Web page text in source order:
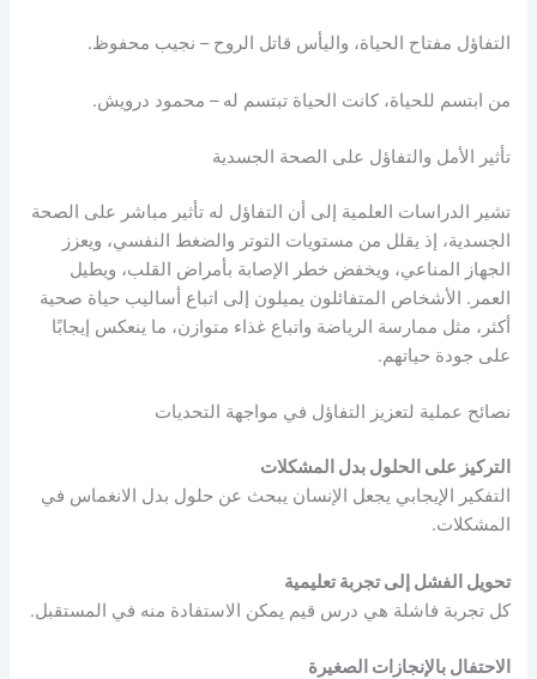
التفاؤل مفتاح الحياة، واليأس قاتل الروح – نجيب محفوظ.
من ابتسم للحياة، كانت الحياة تبتسم له – محمود درويش.
تأثير الأمل والتفاؤل على الصحة الجسدية
تشير الدراسات العلمية إلى أن التفاؤل له تأثير مباشر على الصحة
الجسدية، إذ يقلل من مستويات التوتر والضغط النفسي، ويعزز
الجهاز المناعي، ويخفض خطر الإصابة بأمراض القلب، ويطيل
العمر. الأشخاص المتفائلون يميلون إلى اتباع أساليب حياة صحية
أكثر، مثل ممارسة الرياضة واتباع غذاء متوازن، ما ينعكس إيجابًا
على جودة حياتهم.
نصائح عملية لتعزيز التفاؤل في مواجهة التحديات
التركيز على الحلول بدل المشكلات
التفكير الإيجابي يجعل الإنسان يبحث عن حلول بدل الانغماس في
المشكلات.
تحويل الفشل إلى تجربة تعليمية
كل تجربة فاشلة هي درس قيم يمكن الاستفادة منه في المستقبل.
الاحتفال بالإنجازات الصغيرة